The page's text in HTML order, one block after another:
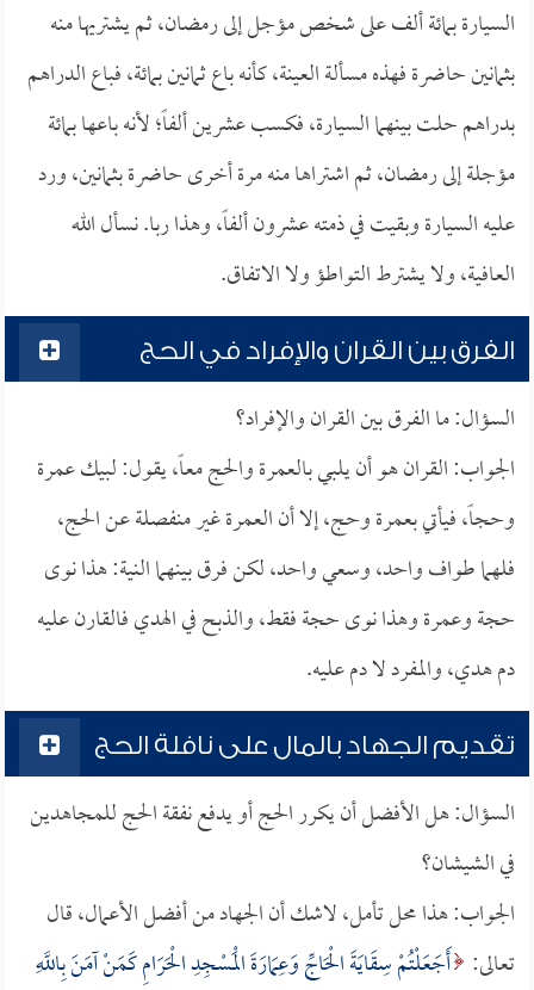
السيارة بمائة ألف على شخص مؤجل إلى رمضان، ثم يشتريها منه
بثمانين حاضرة فهذه مسألة العينة، كأنه باع ثمانين بمائة، فباع الدراهم
بدراهم حلت بينهما السيارة، فكسب عشرين ألفاً؛ لأنه باعها بمائة
مؤجلة إلى رمضان، ثم اشتراها منه مرة أخرى حاضرة بثمانين، ورد
عليه السيارة وبقيت في ذمته عشرون ألفاً، وهذا ربا. نسأل الله
العافية، ولا يشترط التواطؤ ولا الاتفاق.
الفرق بين القران والإفراد في الحج
السؤال: ما الفرق بين القران والإفراد؟
الجواب: القران هو أن يلبي بالعمرة والحج معاً، يقول: لبيك عمرة
وحجاً، فيأتي بعمرة وحج، إلا أن العمرة غير منفصلة عن الحج،
فلهما طواف واحد، وسعي واحد، لكن فرق بينهما النية: هذا نوى
حجة وعمرة وهذا نوى حجة فقط، والذبح في الهدي فالقارن عليه
دم هدي، والمفرد لا دم عليه.
تقديم الجهاد بالمال على نافلة الحج
السؤال: هل الأفضل أن يكرر الحج أو يدفع نفقة الحج للمجاهدين
في الشيشان؟
الجواب: هذا محل تأمل، لاشك أن الجهاد من أفضل الأعمال، قال
تعالى: أَجَعَلْتُمْ سِقَايَةَ الْحَاجِّ وَعِمَارَةَ الْمَسْجِدِ الْحَرَامِ كَمَنْ آمَنَ بِاللَّهِ